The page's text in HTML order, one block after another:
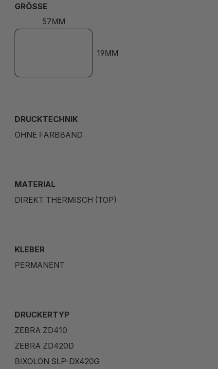
GRÖSSE
57MM
19MM
DRUCKTECHNIK
OHNE FARBBAND
MATERIAL
DIREKT THERMISCH (TOP)
KLEBER
PERMANENT
DRUCKERTYP
ZEBRA ZD410
ZEBRA ZD420D
BIXOLON SLP-DX420G